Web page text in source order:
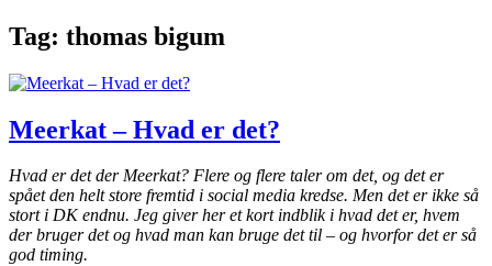
Tag: thomas bigum
Meerkat – Hvad er det?
Hvad er det der Meerkat? Flere og flere taler om det, og det er
spået den helt store fremtid i social media kredse. Men det er ikke så
stort i DK endnu. Jeg giver her et kort indblik i hvad det er, hvem
der bruger det og hvad man kan bruge det til – og hvorfor det er så
god timing.